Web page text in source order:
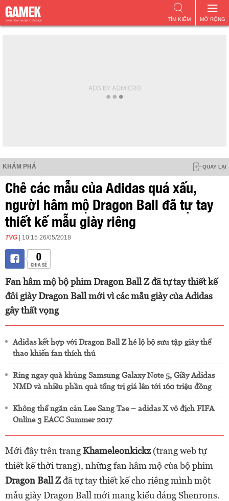
MỞ RỘNG
TÌM KIẾM
KHÁM PHÁ QUAY LẠI
Chê các mẫu của Adidas quá xấu,
người hâm mộ Dragon Ball đã tự tay
thiết kế mẫu giày riêng
TVG | 10:15 26/05/2018
0
CHIA SẺ
Fan hâm mộ bộ phim Dragon Ball Z đã tự tay thiết kế
đôi giày Dragon Ball mới vì các mẫu giày của Adidas
gây thất vọng
Adidas kết hợp với Dragon Ball Z hé lộ bộ sưu tập giày thể
thao khiến fan thích thú
Ring ngay quà khủng Samsung Galaxy Note 5, Giầy Adidas
NMD và nhiều phần quà tổng trị giá lên tới 160 triệu đồng
Không thể ngăn cản Lee Sang Tae – adidas X vô địch FIFA
Online 3 EACC Summer 2017
Mới đây trên trang Khameleonkickz(trang web tự
thiết kế thời trang), những fan hâm mộ của bộ phim
Dragon Ball Zđã tự tay thiết kế cho riêng mình một
mẫu giày Dragon Ball mới mang kiểu dáng Shenrons.